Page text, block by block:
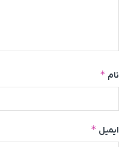
نام *
ایمیل *